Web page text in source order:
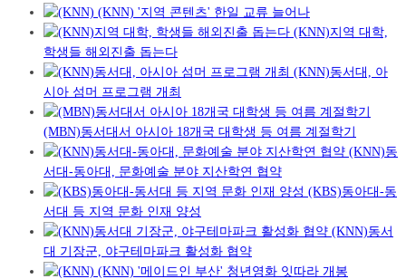
(KNN) '지역 콘텐츠' 한일 교류 늘어나
(KNN)지역 대학,
학생들 해외진출 돕는다
(KNN)동서대, 아
시아 섬머 프로그램 개최
(MBN)동서대서 아시아 18개국 대학생 등 여름 계절학기
(KNN)동
서대-동아대, 문화예술 분야 지산학연 협약
(KBS)동아대-동
서대 등 지역 문화 인재 양성
(KNN)동서
대 기장군, 야구테마파크 활성화 협약
(KNN) '메이드인 부산' 청년영화 잇따라 개봉